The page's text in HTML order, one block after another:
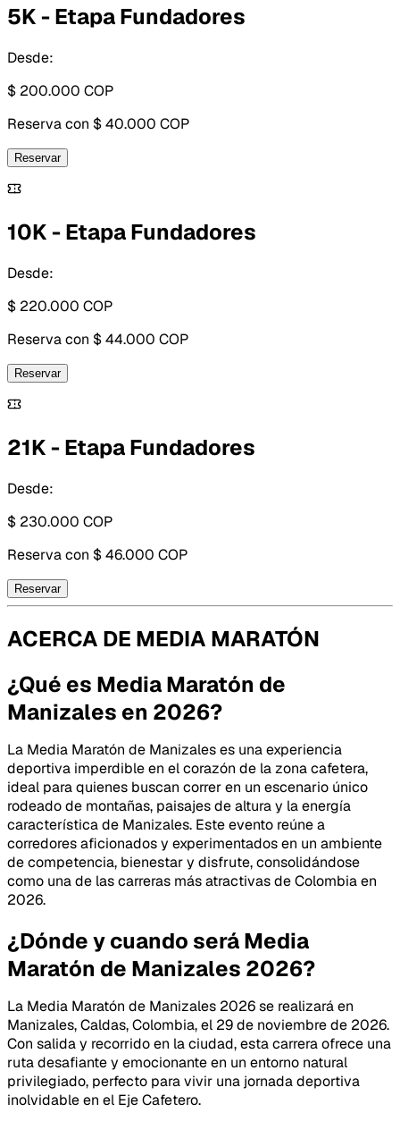
5K - Etapa Fundadores
Desde:
$ 200.000 COP
Reserva con $ 40.000 COP
Reservar
10K - Etapa Fundadores
Desde:
$ 220.000 COP
Reserva con $ 44.000 COP
Reservar
21K - Etapa Fundadores
Desde:
$ 230.000 COP
Reserva con $ 46.000 COP
Reservar
ACERCA DE MEDIA MARATÓN
¿Qué es Media Maratón de
Manizales en 2026?
La Media Maratón de Manizales es una experiencia
deportiva imperdible en el corazón de la zona cafetera,
ideal para quienes buscan correr en un escenario único
rodeado de montañas, paisajes de altura y la energía
característica de Manizales. Este evento reúne a
corredores aficionados y experimentados en un ambiente
de competencia, bienestar y disfrute, consolidándose
como una de las carreras más atractivas de Colombia en
2026.
¿Dónde y cuando será Media
Maratón de Manizales 2026?
La Media Maratón de Manizales 2026 se realizará en
Manizales, Caldas, Colombia, el 29 de noviembre de 2026.
Con salida y recorrido en la ciudad, esta carrera ofrece una
ruta desafiante y emocionante en un entorno natural
privilegiado, perfecto para vivir una jornada deportiva
inolvidable en el Eje Cafetero.